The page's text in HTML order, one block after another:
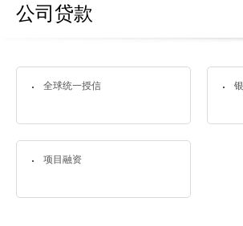
公司贷款
全球统一授信
项目融资